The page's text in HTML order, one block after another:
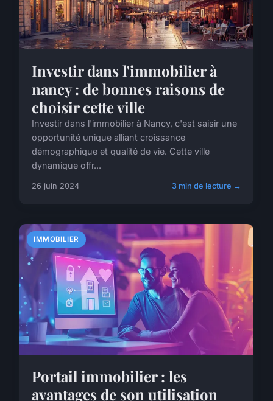
Investir dans l'immobilier à
nancy : de bonnes raisons de
choisir cette ville
Investir dans l'immobilier à Nancy, c'est saisir une
opportunité unique alliant croissance
démographique et qualité de vie. Cette ville
dynamique offr...
26 juin 2024 3 min de lecture →
IMMOBILIER
Portail immobilier : les
avantages de son utilisation